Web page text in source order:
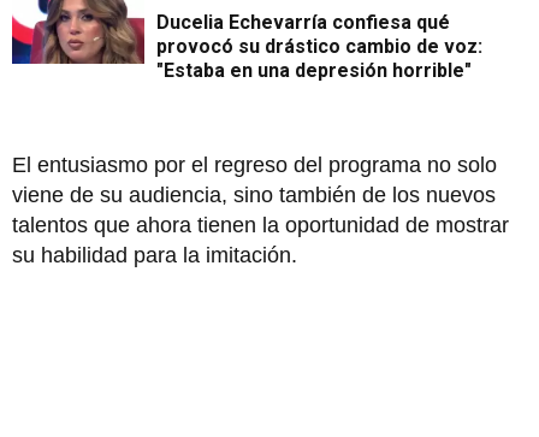
Ducelia Echevarría confiesa qué
provocó su drástico cambio de voz:
"Estaba en una depresión horrible"
El entusiasmo por el regreso del programa no solo
viene de su audiencia, sino también de los nuevos
talentos que ahora tienen la oportunidad de mostrar
su habilidad para la imitación.